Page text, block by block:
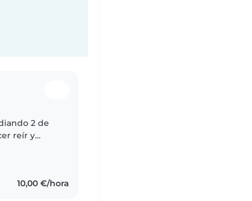
2 de
reír y
10,00 €/hora